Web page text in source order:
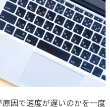
因で速度が遅いのかを一度